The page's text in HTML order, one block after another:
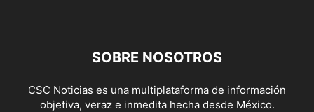
SOBRE NOSOTROS
CSC Noticias es una multiplataforma de información
objetiva, veraz e inmedita hecha desde México.